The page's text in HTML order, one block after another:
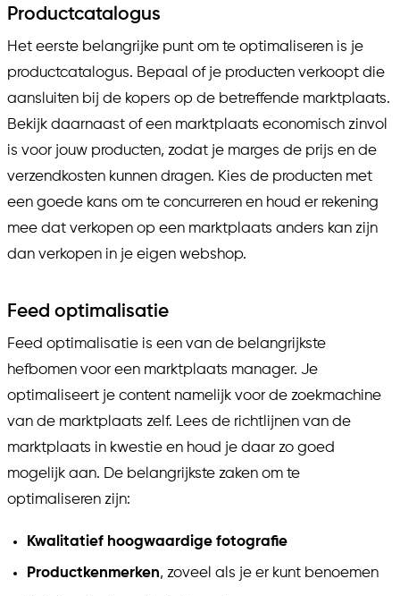
Productcatalogus
Het eerste belangrijke punt om te optimaliseren is je
productcatalogus. Bepaal of je producten verkoopt die
aansluiten bij de kopers op de betreffende marktplaats.
Bekijk daarnaast of een marktplaats economisch zinvol
is voor jouw producten, zodat je marges de prijs en de
verzendkosten kunnen dragen. Kies de producten met
een goede kans om te concurreren en houd er rekening
mee dat verkopen op een marktplaats anders kan zijn
dan verkopen in je eigen webshop.
Feed optimalisatie
Feed optimalisatie is een van de belangrijkste
hefbomen voor een marktplaats manager. Je
optimaliseert je content namelijk voor de zoekmachine
van de marktplaats zelf. Lees de richtlijnen van de
marktplaats in kwestie en houd je daar zo goed
mogelijk aan. De belangrijkste zaken om te
optimaliseren zijn:
Kwalitatief hoogwaardige fotografie
Productkenmerken, zoveel als je er kunt benoemen